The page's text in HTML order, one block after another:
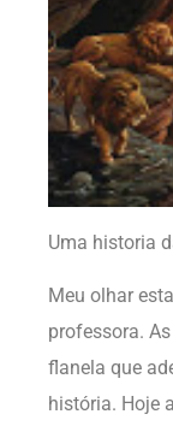
Uma historia
Meu olhar
professora.
flanela que
história. Hoje